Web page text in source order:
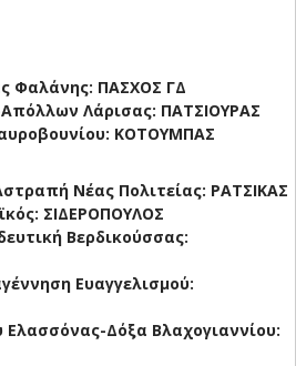
Φαλάνης: ΠΑΣΧΟΣ ΓΔ
Λάρισας: ΠΑΤΣΙΟΥΡΑΣ
ΚΟΤΟΥΜΠΑΣ
Νέας Πολιτείας: ΡΑΤΣΙΚΑΣ
ΣΙΔΕΡΟΠΟΥΛΟΣ
Βερδικούσσας:
Ευαγγελισμού:
Δόξα Βλαχογιαννίου: